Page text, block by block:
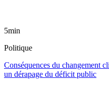
5min
Politique
Conséquences du changement
un dérapage du déficit public